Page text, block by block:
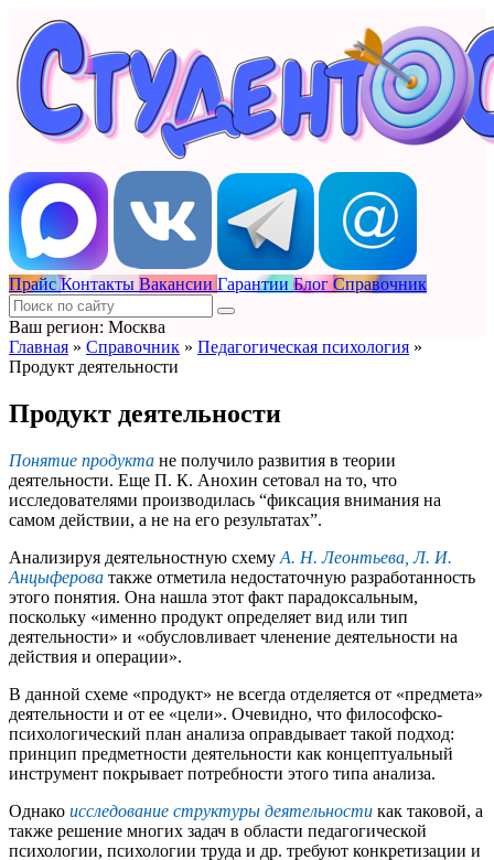
Прайс Контакты Вакансии Гарантии Блог Справочник
Ваш регион: Москва
Главная » Справочник » Педагогическая психология »
Продукт деятельности
Продукт деятельности
Понятие продукта не получило развития в теории
деятельности. Еще П. К. Анохин сетовал на то, что
исследователями производилась “фиксация внимания на
самом действии, а не на его результатах”.
Анализируя деятельностную схему А. Н. Леонтьева, Л. И.
Анцыферова также отметила недостаточную разработанность
этого понятия. Она нашла этот факт парадоксальным,
поскольку «именно продукт определяет вид или тип
деятельности» и «обусловливает членение деятельности на
действия и операции».
В данной схеме «продукт» не всегда отделяется от «предмета»
деятельности и от ее «цели». Очевидно, что философско-
психологический план анализа оправдывает такой подход:
принцип предметности деятельности как концептуальный
инструмент покрывает потребности этого типа анализа.
Однако исследование структуры деятельности как таковой, а
также решение многих задач в области педагогической
психологии, психологии труда и др. требуют конкретизации и